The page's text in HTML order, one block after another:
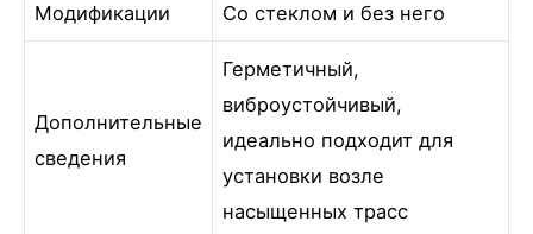
Модификации Со стеклом и без него
Дополнительные
сведения
Герметичный,
виброустойчивый,
идеально подходит для
установки возле
насыщенных трасс